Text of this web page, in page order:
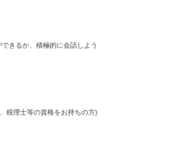
きるか、積極的に会話しよう
税理士等の資格をお持ちの方)